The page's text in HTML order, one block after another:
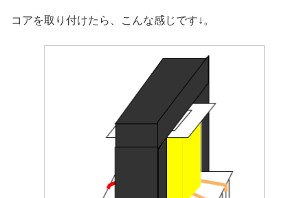
コアを取り付けたら、こんな感じです↓。